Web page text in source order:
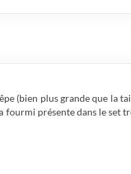
(bien plus grande que la
fourmi présente dans le set